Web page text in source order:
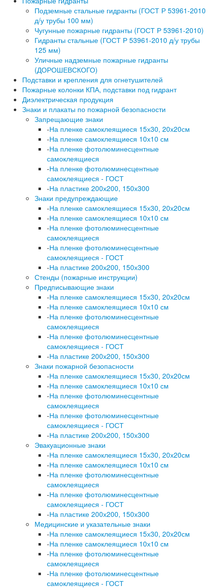
Подземные стальные гидранты (ГОСТ Р 53961-2010
д/у трубы 100 мм)
Чугунные пожарные гидранты (ГОСТ Р 53961-2010)
Гидранты стальные (ГОСТ Р 53961-2010 д/у трубы
125 мм)
Уличные надземные пожарные гидранты
(ДОРОШЕВСКОГО)
Подставки и крепления для огнетушителей
Пожарные колонки КПА, подставки под гидрант
Диэлектрическая продукция
Знаки и плакаты по пожарной безопасности
Запрещающие знаки
-На пленке самоклеящиеся 15х30, 20х20см
-На пленке самоклеящиеся 10х10 см
-На пленке фотолюминесцентные
самоклеящиеся
-На пленке фотолюминесцентные
самоклеящиеся - ГОСТ
-На пластике 200х200, 150х300
Знаки предупреждающие
-На пленке самоклеящиеся 15х30, 20х20см
-На пленке самоклеящиеся 10х10 см
-На пленке фотолюминесцентные
самоклеящиеся
-На пленке фотолюминесцентные
самоклеящиеся - ГОСТ
-На пластике 200х200, 150х300
Стенды (пожарные инструкции)
Предписывающие знаки
-На пленке самоклеящиеся 15х30, 20х20см
-На пленке самоклеящиеся 10х10 см
-На пленке фотолюминесцентные
самоклеящиеся
-На пленке фотолюминесцентные
самоклеящиеся - ГОСТ
-На пластике 200х200, 150х300
Знаки пожарной безопасности
-На пленке самоклеящиеся 15х30, 20х20см
-На пленке самоклеящиеся 10х10 см
-На пленке фотолюминесцентные
самоклеящиеся
-На пленке фотолюминесцентные
самоклеящиеся - ГОСТ
-На пластике 200х200, 150х300
Эвакуационные знаки
-На пленке самоклеящиеся 15х30, 20х20см
-На пленке самоклеящиеся 10х10 см
-На пленке фотолюминесцентные
самоклеящиеся
-На пленке фотолюминесцентные
самоклеящиеся - ГОСТ
-На пластике 200х200, 150х300
Медицинские и указательные знаки
-На пленке самоклеящиеся 15х30, 20х20см
-На пленке самоклеящиеся 10х10 см
-На пленке фотолюминесцентные
самоклеящиеся
-На пленке фотолюминесцентные
самоклеящиеся - ГОСТ